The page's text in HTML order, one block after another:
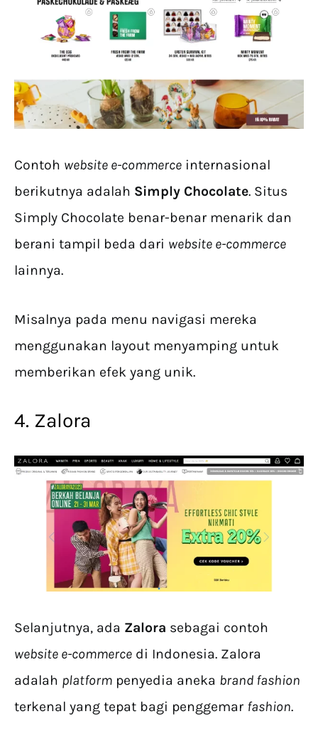
Contoh website e-commerce internasional
berikutnya adalah Simply Chocolate. Situs
Simply Chocolate benar-benar menarik dan
berani tampil beda dari website e-commerce
lainnya.
Misalnya pada menu navigasi mereka
menggunakan layout menyamping untuk
memberikan efek yang unik.
4. Zalora
Selanjutnya, ada Zalora sebagai contoh
website e-commerce di Indonesia. Zalora
adalah platform penyedia aneka brand fashion
terkenal yang tepat bagi penggemar fashion.